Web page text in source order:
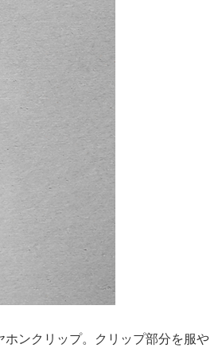
ンクリップ。クリップ部分を服や